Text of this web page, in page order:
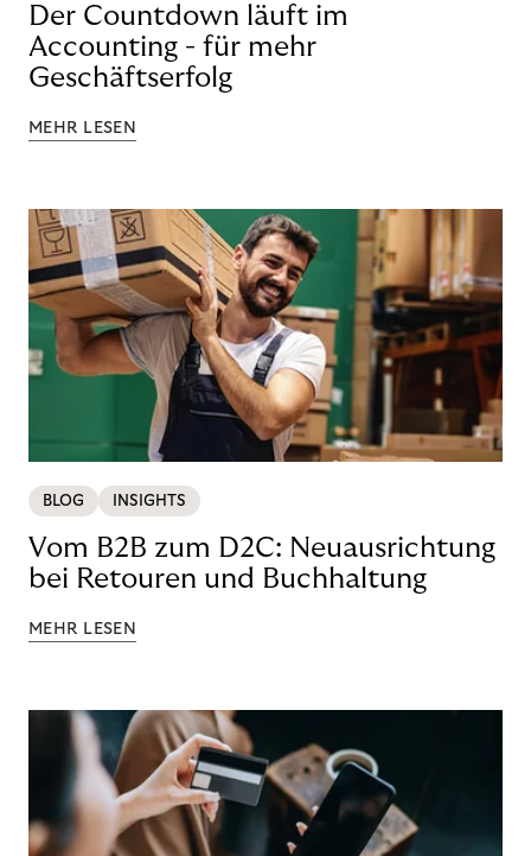
Der Countdown läuft im
Accounting - für mehr
Geschäftserfolg
MEHR LESEN
BLOG INSIGHTS
Vom B2B zum D2C: Neuausrichtung
bei Retouren und Buchhaltung
MEHR LESEN